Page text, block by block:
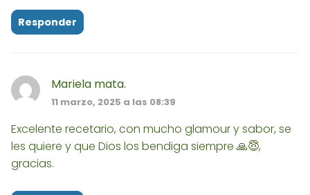
Responder
Mariela mata.
11 marzo, 2025 a las 08:39
Excelente recetario, con mucho glamour y sabor, se
les quiere y que Dios los bendiga siempre 🙏😇,
gracias.